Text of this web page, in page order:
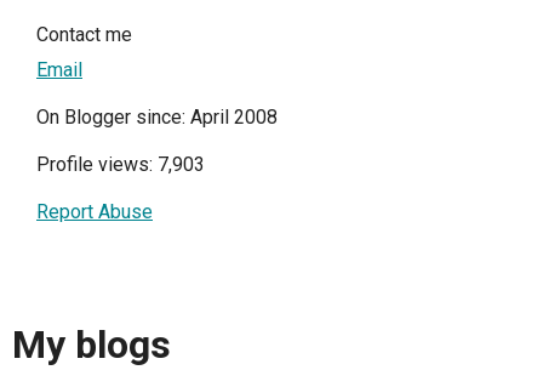
Contact me
Email
On Blogger since: April 2008
Profile views: 7,903
Report Abuse
My blogs